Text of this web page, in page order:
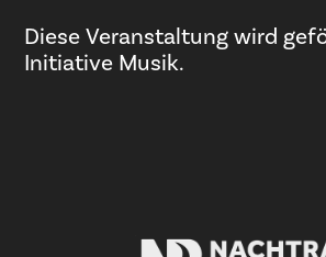
Diese Veranstaltung wird
Initiative Musik.